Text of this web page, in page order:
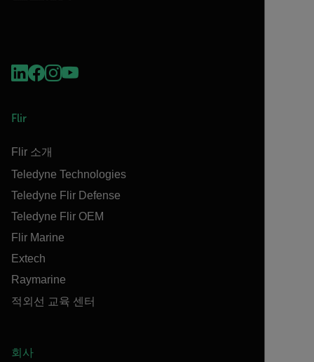
Flir
Flir 소개
Teledyne Technologies
Teledyne Flir Defense
Teledyne Flir OEM
Flir Marine
Extech
Raymarine
적외선 교육 센터
회사